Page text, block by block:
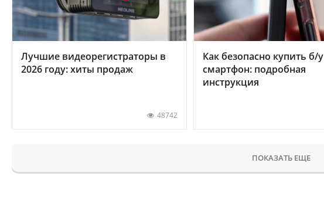
Лучшие видеорегистраторы в
2026 году: хиты продаж
48742
Как безопасно купить б/у
смартфон: подробная
инструкция
ПОКАЗАТЬ ЕЩЕ